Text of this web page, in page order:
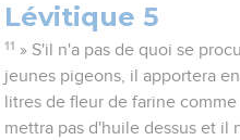
Lévitique 5
11 » S'il n'a pas de quoi se
jeunes pigeons, il apportera
litres de fleur de farine
mettra pas d'huile dessus et il